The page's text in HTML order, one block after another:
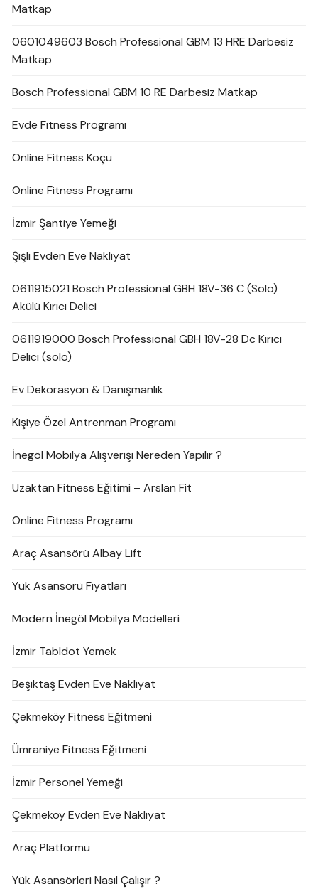
Matkap
0601049603 Bosch Professional GBM 13 HRE Darbesiz
Matkap
Bosch Professional GBM 10 RE Darbesiz Matkap
Evde Fitness Programı
Online Fitness Koçu
Online Fitness Programı
İzmir Şantiye Yemeği
Şişli Evden Eve Nakliyat
0611915021 Bosch Professional GBH 18V-36 C (Solo)
Akülü Kırıcı Delici
0611919000 Bosch Professional GBH 18V-28 Dc Kırıcı
Delici (solo)
Ev Dekorasyon & Danışmanlık
Kişiye Özel Antrenman Programı
İnegöl Mobilya Alışverişi Nereden Yapılır ?
Uzaktan Fitness Eğitimi – Arslan Fit
Online Fitness Programı
Araç Asansörü Albay Lift
Yük Asansörü Fiyatları
Modern İnegöl Mobilya Modelleri
İzmir Tabldot Yemek
Beşiktaş Evden Eve Nakliyat
Çekmeköy Fitness Eğitmeni
Ümraniye Fitness Eğitmeni
İzmir Personel Yemeği
Çekmeköy Evden Eve Nakliyat
Araç Platformu
Yük Asansörleri Nasıl Çalışır ?